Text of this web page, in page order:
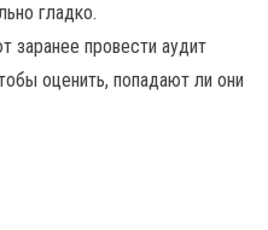
гладко.
заранее провести аудит
оценить, попадают ли они